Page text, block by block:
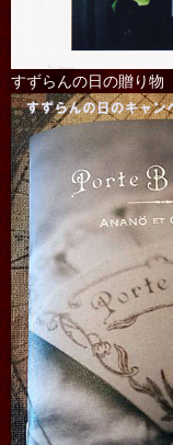
すずらんの日の贈り物